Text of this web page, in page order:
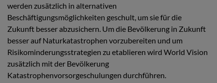
werden zusätzlich in alternativen
Beschäftigungsmöglichkeiten geschult, um sie für die
Zukunft besser abzusichern. Um die Bevölkerung in Zukunft
besser auf Naturkatastrophen vorzubereiten und um
Risikominderungsstrategien zu etablieren wird World Vision
zusätzlich mit der Bevölkerung
Katastrophenvorsorgeschulungen durchführen.